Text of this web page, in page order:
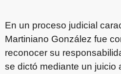
En un proceso judicial
Martiniano González fue
reconocer su
se dictó mediante un juicio